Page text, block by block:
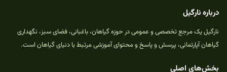
درباره نارگیل
نارگیل یک مرجع تخصصی و عمومی در حوزه گیاهان، باغبانی، فضای سبز، نگهداری
گیاهان آپارتمانی، پرسش و پاسخ و محتوای آموزشی مرتبط با دنیای گیاهان است.
بخش‌های اصلی